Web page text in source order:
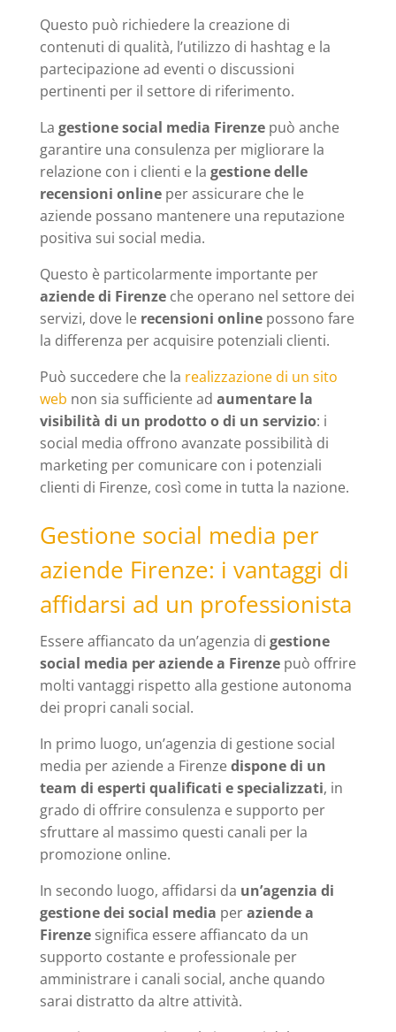
Questo può richiedere la creazione di
contenuti di qualità, l’utilizzo di hashtag e la
partecipazione ad eventi o discussioni
pertinenti per il settore di riferimento.
La gestione social media Firenzepuò anche
garantire una consulenza per migliorare la
relazione con i clienti e la gestione delle
recensioni onlineper assicurare che le
aziende possano mantenere una reputazione
positiva sui social media.
Questo è particolarmente importante per
aziende di Firenzeche operano nel settore dei
servizi, dove le recensioni onlinepossono fare
la differenza per acquisire potenziali clienti.
Può succedere che la realizzazione di un sito
web non sia sufficiente ad aumentare la
visibilità di un prodotto o di un servizio: i
social media offrono avanzate possibilità di
marketing per comunicare con i potenziali
clienti di Firenze, così come in tutta la nazione.
Gestione social media per
aziende Firenze: i vantaggi di
affidarsi ad un professionista
Essere affiancato da un’agenzia di gestione
social media per aziende a Firenzepuò offrire
molti vantaggi rispetto alla gestione autonoma
dei propri canali social.
In primo luogo, un’agenzia di gestione social
media per aziende a Firenzedispone di un
team di esperti qualificati e specializzati, in
grado di offrire consulenza e supporto per
sfruttare al massimo questi canali per la
promozione online.
In secondo luogo, affidarsi da un’agenzia di
gestione dei social media peraziende a
Firenzesignifica essere affiancato da un
supporto costante e professionale per
amministrare i canali social, anche quando
sarai distratto da altre attività.